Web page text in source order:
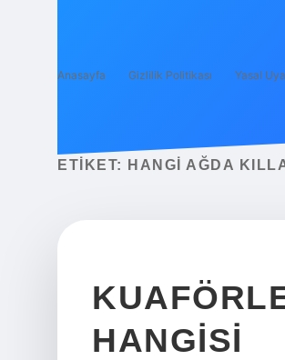
Anasayfa Gizlilik Politikası Yasal
ETIKET: HANGI AĞDA
HANGISI